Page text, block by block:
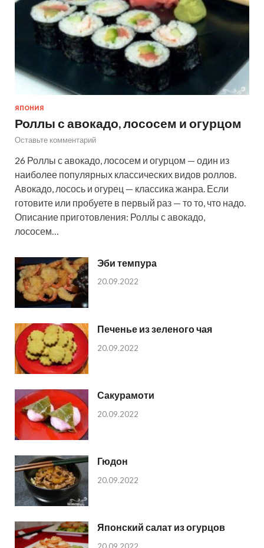
ЯПОНИЯ
Роллы с авокадо, лососем и огурцом
Оставьте комментарий
26 Роллы с авокадо, лососем и огурцом — один из
наиболее популярных классических видов роллов.
Авокадо, лосось и огурец — классика жанра. Если
готовите или пробуете в первый раз — то то, что надо.
Описание приготовления: Роллы с авокадо,
лососем…
Эби темпура
20.09.2022
Печенье из зеленого чая
20.09.2022
Сакурамоти
20.09.2022
Гюдон
20.09.2022
Японский салат из огурцов